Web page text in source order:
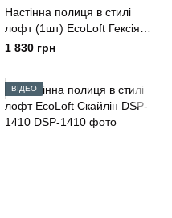
Настінна полиця в стилі
лофт (1шт) EcoLoft Гексія
DSP-1317
1 830 грн
ВІДЕО